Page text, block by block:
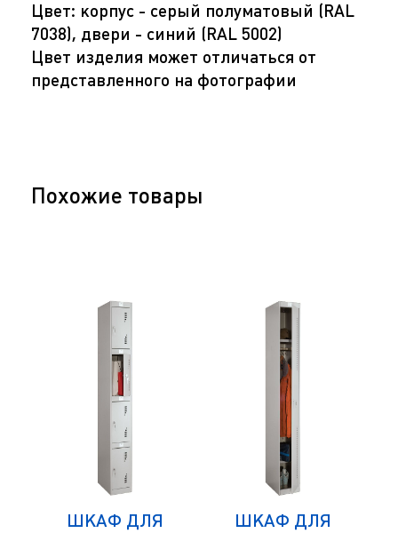
Цвет: корпус - серый полуматовый (RAL
7038), двери - синий (RAL 5002)
Цвет изделия может отличаться от
представленного на фотографии
Похожие товары
ШКАФ ДЛЯ
ШКАФ ДЛЯ